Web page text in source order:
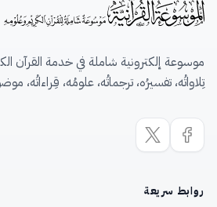
موسوعة إلكترونية شاملة في خدمة القرآن
تِلاواتُه، تفسيرُه، ترجماتُه، علومُه، قِراءاتُه،
روابط سريعة